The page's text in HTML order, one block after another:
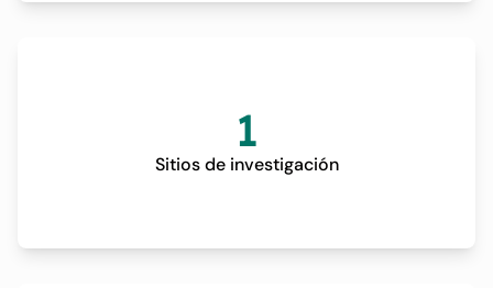
1
Sitios de investigación